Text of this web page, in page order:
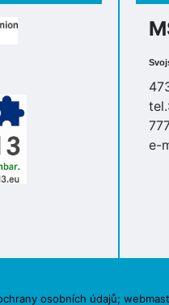
e-
osobních údajů;